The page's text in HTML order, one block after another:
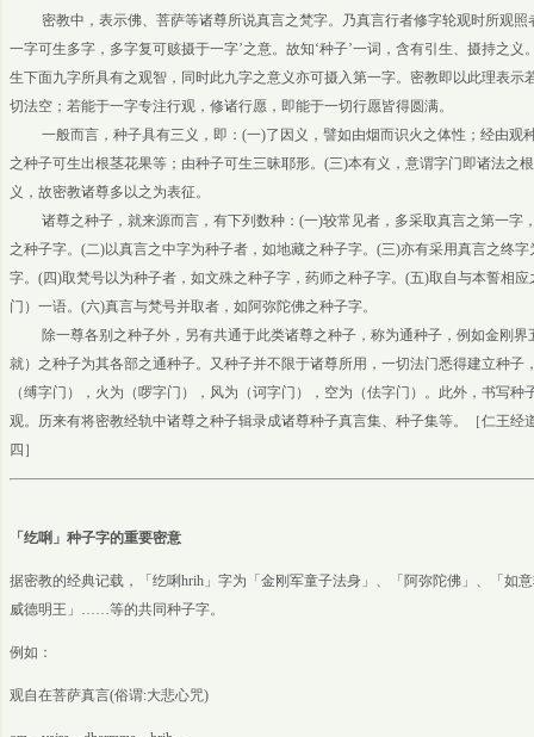
密教中，表示佛、菩萨等诸尊所说真言之梵字。乃真言行者修字轮观时所观照
一字可生多字，多字复可赅摄于一字’之意。故知‘种子’一词，含有引生、摄持之
生下面九字所具有之观智，同时此九字之意义亦可摄入第一字。密教即以此理表
切法空；若能于一字专注行观，修诸行愿，即能于一切行愿皆得圆满。
一般而言，种子具有三义，即：(一)了因义，譬如由烟而识火之体性；经由观
之种子可生出根茎花果等；由种子可生三昧耶形。(三)本有义，意谓字门即诸法之
义，故密教诸尊多以之为表征。
诸尊之种子，就来源而言，有下列数种：(一)较常见者，多采取真言之第一字
之种子字。(二)以真言之中字为种子者，如地藏之种子字。(三)亦有采用真言之终
字。(四)取梵号以为种子者，如文殊之种子字，药师之种子字。(五)取自与本誓相应
门）一语。(六)真言与梵号并取者，如阿弥陀佛之种子字。
除一尊各别之种子外，另有共通于此类诸尊之种子，称为通种子，例如金刚界
就）之种子为其各部之通种子。又种子并不限于诸尊所用，一切法门悉得建立种
（缚字门），火为（啰字门），风为（诃字门），空为（佉字门）。此外，书写
观。历来有将密教经轨中诸尊之种子辑录成诸尊种子真言集、种子集等。［仁王
四］
「纥唎」种子字的重要密意
据密教的经典记载，「纥唎hrih」字为「金刚军童子法身」、「阿弥陀佛」、「如
威德明王」……等的共同种子字。
例如：
观自在菩萨真言(俗谓:大悲心咒)